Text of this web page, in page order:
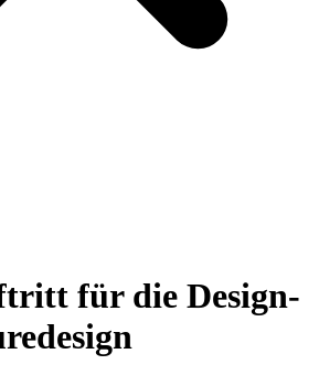
für die Design-